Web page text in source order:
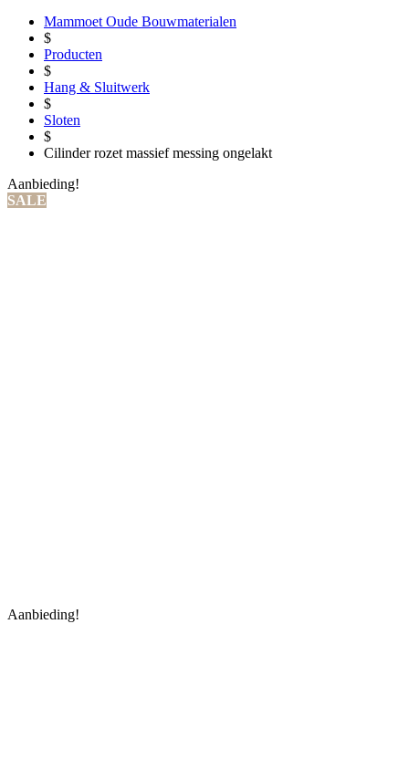
Mammoet Oude Bouwmaterialen
$
Producten
$
Hang & Sluitwerk
$
Sloten
$
Cilinder rozet massief messing ongelakt
Aanbieding!
SALE
Aanbieding!